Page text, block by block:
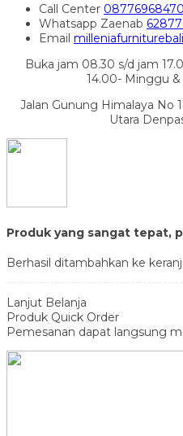
Call Center
Whatsapp Zaenab
Email
Buka jam 08.30 s/d jam
14.00- Minggu
Jalan Gunung Himalaya No
Utara
Produk yang sangat tepat,
Berhasil ditambahkan ke
Lanjut Belanja
Produk Quick Order
Pemesanan dapat langsung